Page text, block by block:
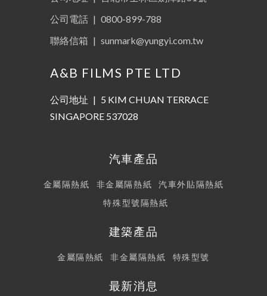
公司電話 | 0800-899-788
聯絡信箱 | sunmark@yungyi.com.tw
A&B FILMS PTE LTD
公司地址 | 5 KIM CHUAN TERRACE
SINGAPORE 537028
汽車產品
金屬隔熱紙 非金屬隔熱紙
汽車外貼隔熱紙
特殊型號隔熱紙
建築產品
金屬隔熱紙 非金屬隔熱紙 特殊型號
最新消息